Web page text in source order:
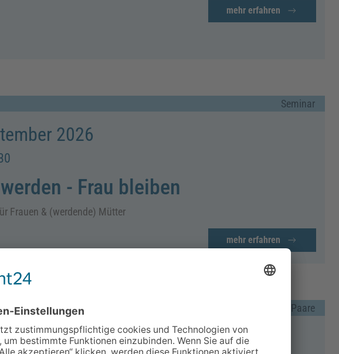
mehr erfahren
Seminar
2026
- Frau bleiben
Frauen & (werdende) Mütter
mehr erfahren
Seminar für Paare
2026